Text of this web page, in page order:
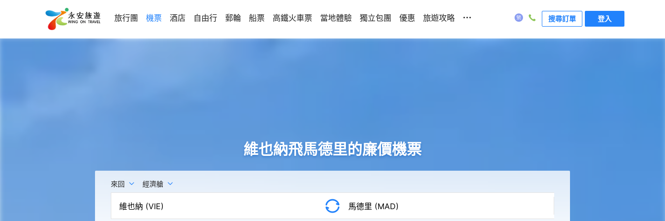
旅行團 機票 酒店 自由行 郵輪 船票 高鐵火車票 當地體驗 獨立包團 優惠 旅遊攻略 ... 搜尋訂單 登入
維也納飛馬德里的廉價機票
來回 經濟艙